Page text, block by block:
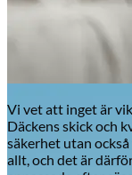
Vi vet att inget är
Däckens skick och
säkerhet utan
allt, och det är